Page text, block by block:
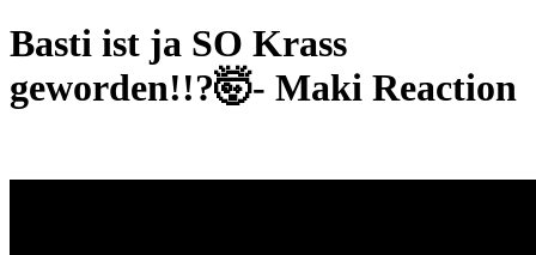
Basti ist ja SO Krass
geworden!!?🤯- Maki Reaction